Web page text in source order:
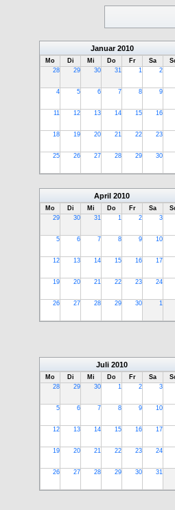
Januar 2010
Mo Di Mi Do Fr Sa
28
29 30 31 1 2
4 5 6 7 8 9
11 12 13 14 15 16
18 19 20 21 22 23
25 26 27 28 29 30
April 2010
Mo Di Mi Do Fr Sa
29
30 31 1 2 3
5 6 7 8 9 10
12 13 14 15 16 17
19 20 21 22 23 24
26 27 28 29 30 1
Juli 2010
Mo Di Mi Do Fr Sa
28
29 30 1 2 3
5 6 7 8 9 10
12 13 14 15 16 17
19 20 21 22 23 24
26 27 28 29 30 31